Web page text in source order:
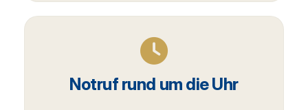
Notruf rund um die Uhr